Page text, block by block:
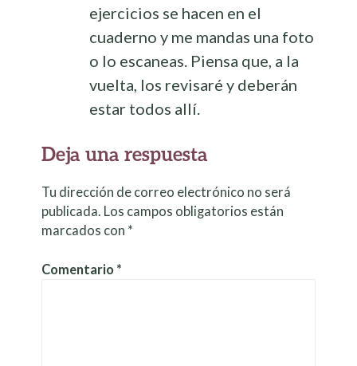
ejercicios se hacen en el
cuaderno y me mandas una foto
o lo escaneas. Piensa que, a la
vuelta, los revisaré y deberán
estar todos allí.
Deja una respuesta
Tu dirección de correo electrónico no será
publicada. Los campos obligatorios están
marcados con *
Comentario *